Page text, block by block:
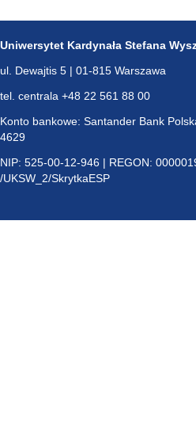
Uniwersytet Kardynała Stefana
ul. Dewajtis 5 | 01-815 Warszawa
tel. centrala +48 22 561 88 00
Konto bankowe: Santander Bank
4629
NIP: 525-00-12-946 | REGON:
/UKSW_2/SkrytkaESP